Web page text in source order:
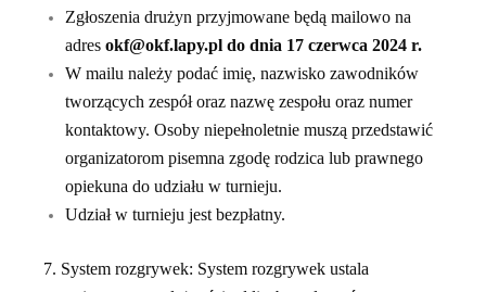
Zgłoszenia drużyn przyjmowane będą mailowo na
adres okf@okf.lapy.pl do dnia 17 czerwca 2024 r.
W mailu należy podać imię, nazwisko zawodników
tworzących zespół oraz nazwę zespołu oraz numer
kontaktowy. Osoby niepełnoletnie muszą przedstawić
organizatorom pisemna zgodę rodzica lub prawnego
opiekuna do udziału w turnieju.
Udział w turnieju jest bezpłatny.
7. System rozgrywek: System rozgrywek ustala